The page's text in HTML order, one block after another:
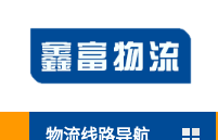
物流线路导航